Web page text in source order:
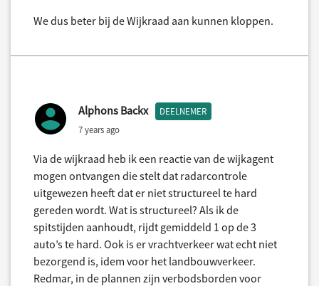
We dus beter bij de Wijkraad aan kunnen kloppen.
Alphons Backx DEELNEMER
7 years ago
Via de wijkraad heb ik een reactie van de wijkagent
mogen ontvangen die stelt dat radarcontrole
uitgewezen heeft dat er niet structureel te hard
gereden wordt. Wat is structureel? Als ik de
spitstijden aanhoudt, rijdt gemiddeld 1 op de 3
auto’s te hard. Ook is er vrachtverkeer wat echt niet
bezorgend is, idem voor het landbouwverkeer.
Redmar, in de plannen zijn verbodsborden voor